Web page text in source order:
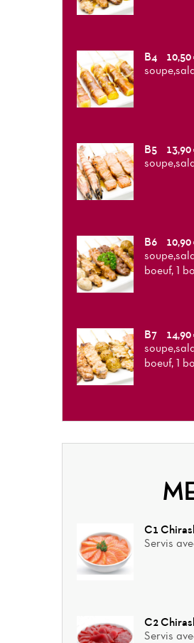
B4
10,50
B5
13,90
B6
10,90
boeuf, 1
B7
14,90
boeuf, 1
C1
Servis
C2
Servis